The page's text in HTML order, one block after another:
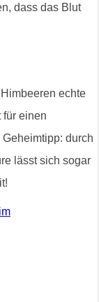
dass das Blut
echte
für einen
durch
lässt sich sogar